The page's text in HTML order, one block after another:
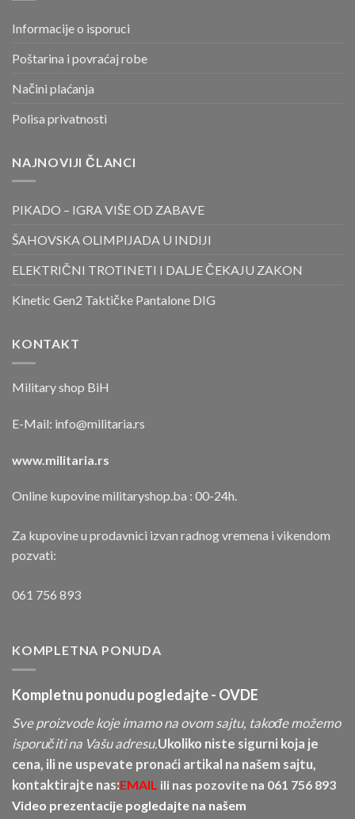
Informacije o isporuci
Poštarina i povraćaj robe
Načini plaćanja
Polisa privatnosti
NAJNOVIJI ČLANCI
PIKADO – IGRA VIŠE OD ZABAVE
ŠAHOVSKA OLIMPIJADA U INDIJI
ELEKTRIČNI TROTINETI I DALJE ČEKAJU ZAKON
Kinetic Gen2 Taktičke Pantalone DIG
KONTAKT
Military shop BiH
E-Mail: info@militaria.rs
www.militaria.rs
Online kupovine militaryshop.ba : 00-24h.
Za kupovine u prodavnici izvan radnog vremena i vikendom
pozvati:
061 756 893
KOMPLETNA PONUDA
Kompletnu ponudu pogledajte - OVDE
Sve proizvode koje imamo na ovom sajtu, takođe možemo
isporučiti na Vašu adresu.Ukoliko niste sigurni koja je
cena, ili ne uspevate pronaći artikal na našem sajtu,
kontaktirajte nas:EMAIL ili nas pozovite na 061 756 893
Video prezentacije pogledajte na našem